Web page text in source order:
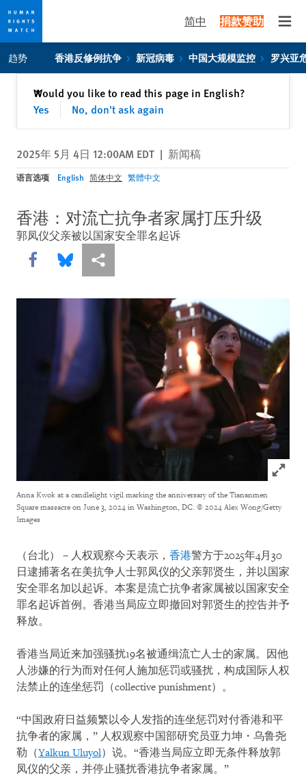
Skip
to
privacy
Skip
to
content
简中 捐款赞助
趋势 香港反修例抗争 新冠病毒 中国大规模监控 罗兴亚
Would you like to read this page in English?
Yes
No, don't ask again
✕关闭
2025年 5月 4日 12:00AM EDT | 新闻稿
语言选项 English 简体中文 繁體中文
香港：对流亡抗争者家属打压升级
郭凤仪父亲被以国家安全罪名起诉
Share this via Facebook
Share this via Bluesky
More sharing options
Click
Anna Kwok at a candlelight vigil marking the anniversary of the Tiananmen
Square massacre on June 3, 2024 in Washington, DC. © 2024 Alex Wong/Getty
Images
（台北）－人权观察今天表示， 香港警方于2025年4月30
日逮捕著名在美抗争人士郭凤仪的父亲郭贤生，并以国家
安全罪名加以起诉。本案是流亡抗争者家属被以国家安全
罪名起诉首例。香港当局应立即撤回对郭贤生的控告并予
释放。
香港当局近来加强骚扰19名被通缉流亡人士的家属。因他
人涉嫌的行为而对任何人施加惩罚或骚扰，构成国际人权
法禁止的连坐惩罚（collective punishment）。
“中国政府日益频繁以令人发指的连坐惩罚对付香港和平
抗争者的家属，” 人权观察中国部研究员亚力坤・乌鲁尧
勒（Yalkun Uluyol）说。“香港当局应立即无条件释放郭
凤仪的父亲，并停止骚扰香港抗争者家属。”